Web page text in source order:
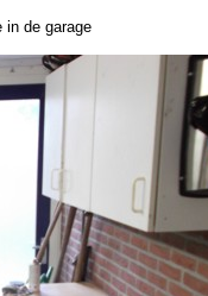
in de garage